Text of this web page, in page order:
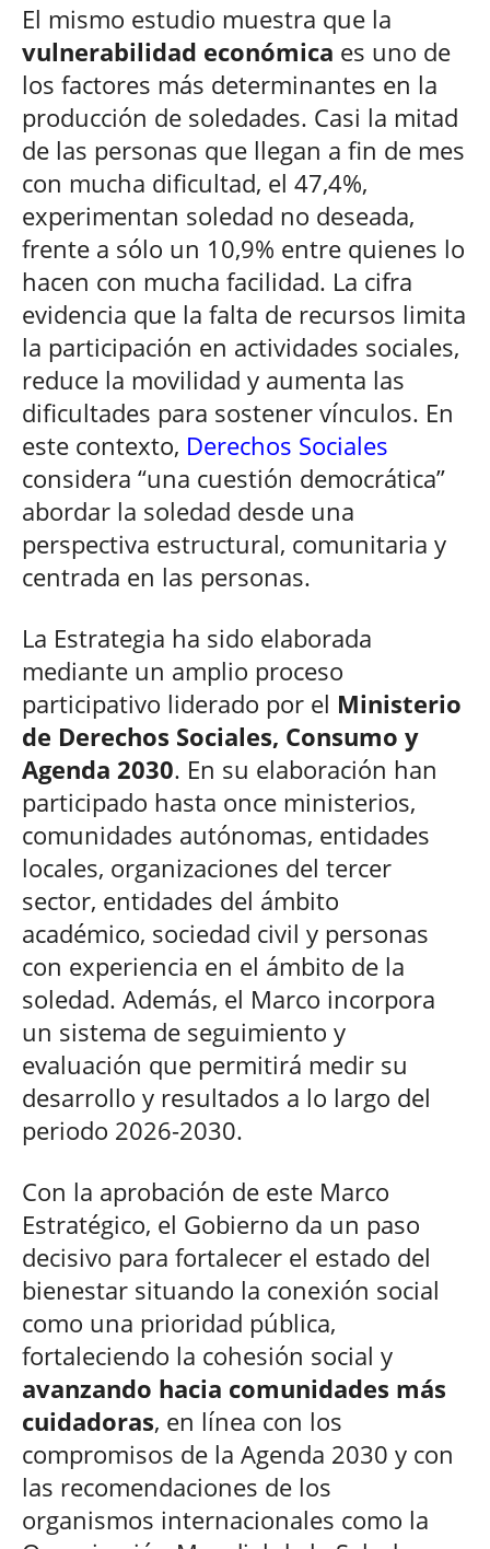
El mismo estudio muestra que la
vulnerabilidad económica es uno de
los factores más determinantes en la
producción de soledades. Casi la mitad
de las personas que llegan a fin de mes
con mucha dificultad, el 47,4%,
experimentan soledad no deseada,
frente a sólo un 10,9% entre quienes lo
hacen con mucha facilidad. La cifra
evidencia que la falta de recursos limita
la participación en actividades sociales,
reduce la movilidad y aumenta las
dificultades para sostener vínculos. En
este contexto, Derechos Sociales
considera “una cuestión democrática”
abordar la soledad desde una
perspectiva estructural, comunitaria y
centrada en las personas.
La Estrategia ha sido elaborada
mediante un amplio proceso
participativo liderado por el Ministerio
de Derechos Sociales, Consumo y
Agenda 2030. En su elaboración han
participado hasta once ministerios,
comunidades autónomas, entidades
locales, organizaciones del tercer
sector, entidades del ámbito
académico, sociedad civil y personas
con experiencia en el ámbito de la
soledad. Además, el Marco incorpora
un sistema de seguimiento y
evaluación que permitirá medir su
desarrollo y resultados a lo largo del
periodo 2026-2030.
Con la aprobación de este Marco
Estratégico, el Gobierno da un paso
decisivo para fortalecer el estado del
bienestar situando la conexión social
como una prioridad pública,
fortaleciendo la cohesión social y
avanzando hacia comunidades más
cuidadoras, en línea con los
compromisos de la Agenda 2030 y con
las recomendaciones de los
organismos internacionales como la